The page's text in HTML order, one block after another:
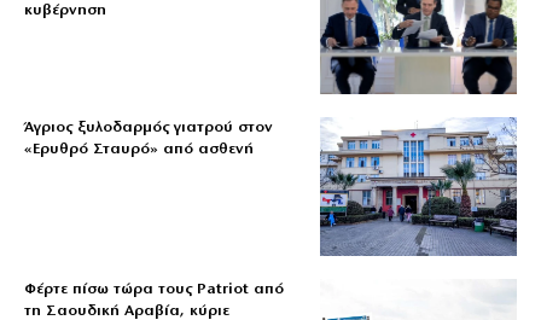
κυβέρνηση
Άγριος ξυλοδαρμός γιατρού στον
«Ερυθρό Σταυρό» από ασθενή
Φέρτε πίσω τώρα τους Patriot από
τη Σαουδική Αραβία, κύριε